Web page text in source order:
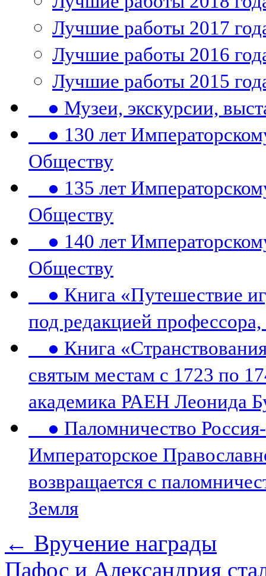
Лучшие работы 2017
Лучшие работы 2016
Лучшие работы 2015
● Музеи, экскурсии,
● 130 лет
Обществу
● 135 лет
Обществу
● 140 лет
Обществу
● Книга «Путешествие
под редакцией
● Книга
святым местам с 1723 по
академика РАЕН Леонида
● Паломничество
Императорское
возвращается с
Земля
← Вручение награды
Пафос и Александрия